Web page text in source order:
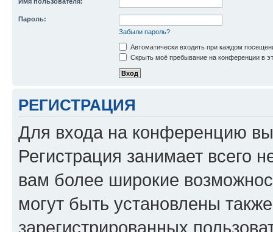
Пароль:
Забыли пароль?
Автоматически входить при каждом
Скрыть моё пребывание на конференции в
РЕГИСТРАЦИЯ
Для входа на конференцию
Регистрация занимает всего
вам более широкие
могут быть установлены
зарегистрированных